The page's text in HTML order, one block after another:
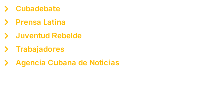
Cubadebate
Prensa Latina
Juventud Rebelde
Trabajadores
Agencia Cubana de Noticias